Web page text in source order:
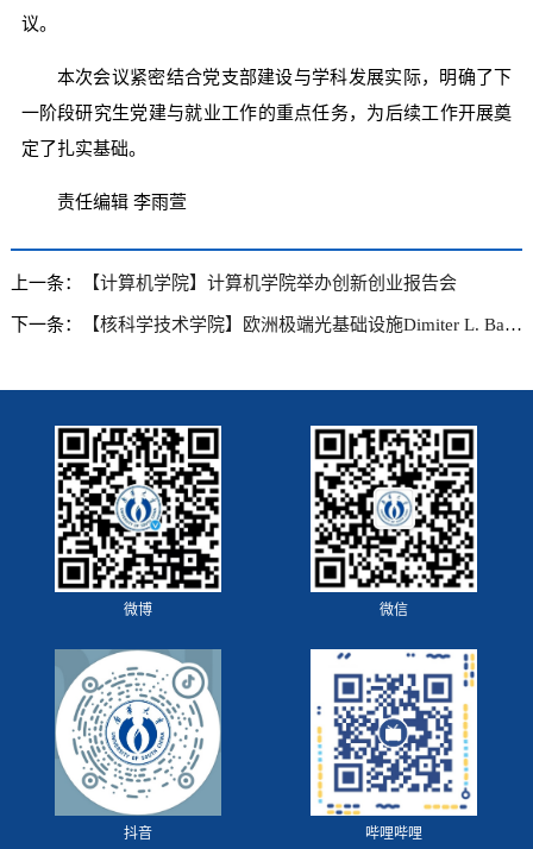
议。
本次会议紧密结合党支部建设与学科发展实际，明确了下
一阶段研究生党建与就业工作的重点任务，为后续工作开展奠
定了扎实基础。
责任编辑 李雨萱
上一条： 【计算机学院】计算机学院举办创新创业报告会
下一条： 【核科学技术学院】欧洲极端光基础设施Dimiter L. Balabanski教授来核院开展国家外国专家项目合作
微博 微信
抖音 哔哩哔哩